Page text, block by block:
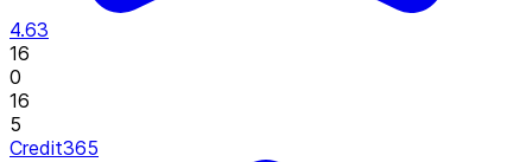
4.63
16
0
16
5
Credit365